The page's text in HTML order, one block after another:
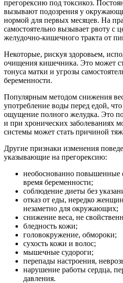
прегорексию под токсикоз.
вызывают подозрения у
нормой для первых месяцев. На
самостоятельно вызывает рвоту с
желудочно-кишечного тракта от
Некоторые, рискуя здоровьем,
очищения кишечника. Это может
тонуса матки и угрозы
беременности.
Популярным методом снижения
употребление воды перед едой, что
ощущение полного желудка. Это
и при хронических заболеваниях
системы может стать причиной
Другие признаки изменения
указывающие на прегорексию:
необоснованно повышенные
время беременности;
соблюдение диеты без
отказ от еды, нередко
незаметно для окружающих;
снижение веса, не
бледность кожи;
головокружение, обмороки;
сухость кожи и волос;
мышечные судороги;
перепады настроения,
нарушение работы сердца,
давления.